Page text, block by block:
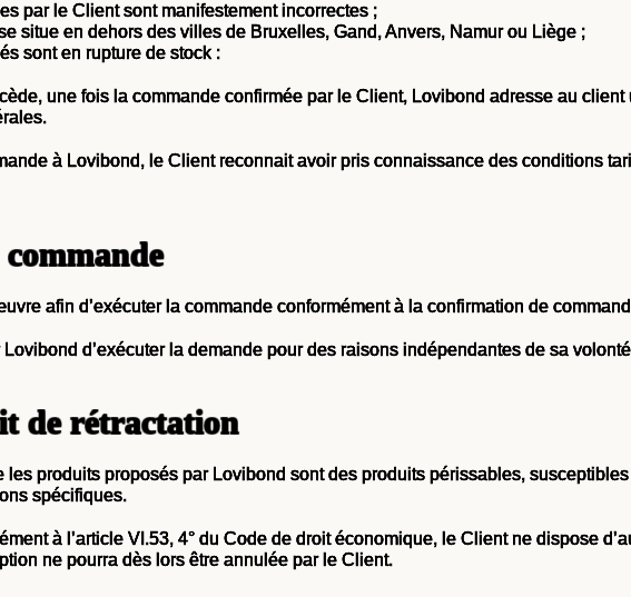
par le Client sont manifestement incorrectes ;
situe en dehors des villes de Bruxelles, Gand, Anvers, Namur ou Liège ;
sont en rupture de stock :
une fois la commande confirmée par le Client, Lovibond adresse au
à Lovibond, le Client reconnait avoir pris connaissance des conditions
afin d’exécuter la commande conformément à la confirmation de
Lovibond d’exécuter la demande pour des raisons indépendantes de sa
de rétractation
les produits proposés par Lovibond sont des produits périssables,
spécifiques.
à l’article VI.53, 4° du Code de droit économique, le Client ne dispose
ne pourra dès lors être annulée par le Client.